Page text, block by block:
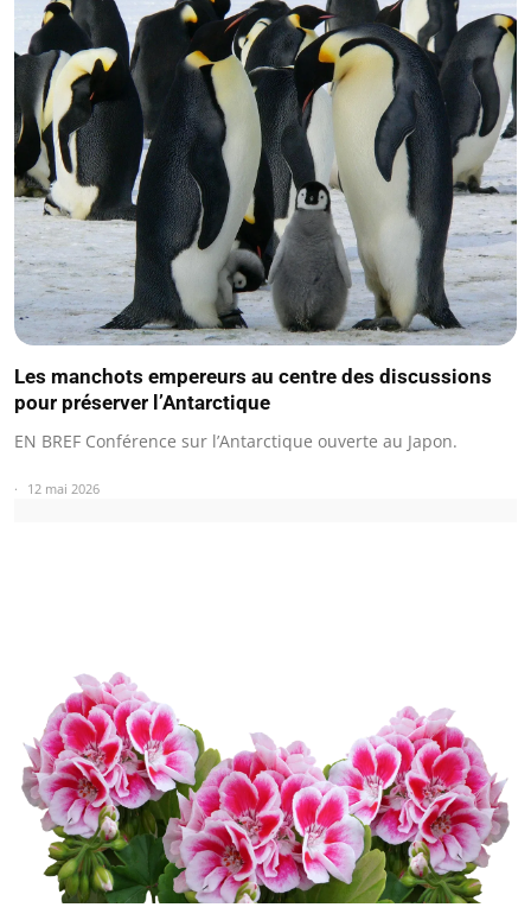
Les manchots empereurs au centre des discussions
pour préserver l’Antarctique
EN BREF Conférence sur l’Antarctique ouverte au Japon.
12 mai 2026